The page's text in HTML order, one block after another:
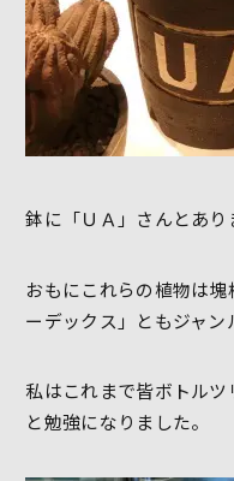
鉢に「ＵＡ」さんとあり
おもにこれらの植物は
ーデックス」ともジャン
私はこれまで皆ボトル
と勉強になりました。